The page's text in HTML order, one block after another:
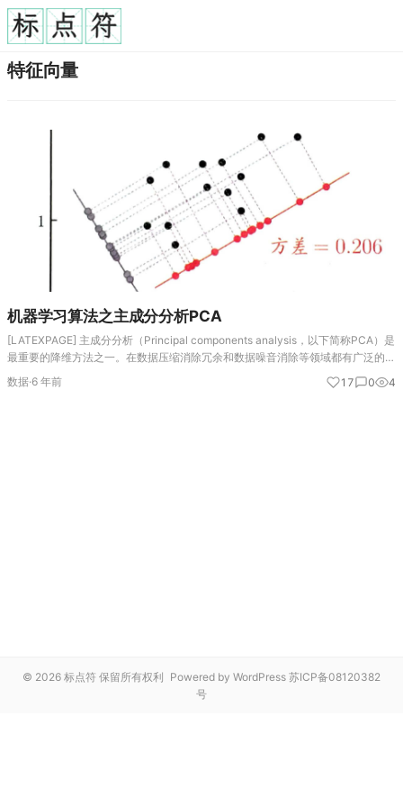
特征向量
机器学习算法之主成分分析PCA
[LATEXPAGE] 主成分分析（Principal components analysis，以下简称PCA）是
最重要的降维方法之一。在数据压缩消除冗余和数据噪音消除等领域都有广泛的应
用。一般我们提到降维最容易想到的算法就是PCA，下面我…
数据·6 年前 17 0 4
© 2026 标点符 保留所有权利 Powered by WordPress 苏ICP备08120382
号